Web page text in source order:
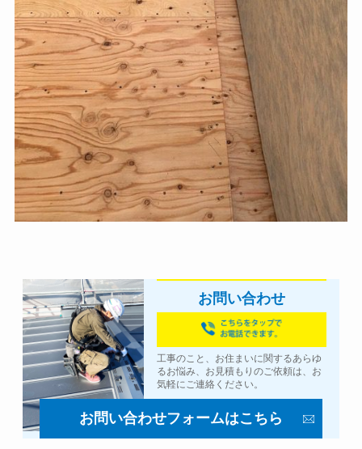
お問い合わせ
工事のこと、お住まいに関するあらゆ
るお悩み、お見積もりのご依頼は、お
気軽にご連絡ください。
お問い合わせフォームはこちら